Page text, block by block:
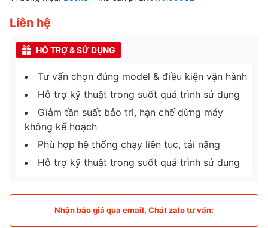
Liên hệ
HỖ TRỢ & SỬ DỤNG
Tư vấn chọn đúng model & điều kiện vận hành
Hỗ trợ kỹ thuật trong suốt quá trình sử dụng
Giảm tần suất bảo trì, hạn chế dừng máy
không kế hoạch
Phù hợp hệ thống chạy liên tục, tải nặng
Hỗ trợ kỹ thuật trong suốt quá trình sử dụng
Nhận báo giá qua email, Chát zalo tư vấn: